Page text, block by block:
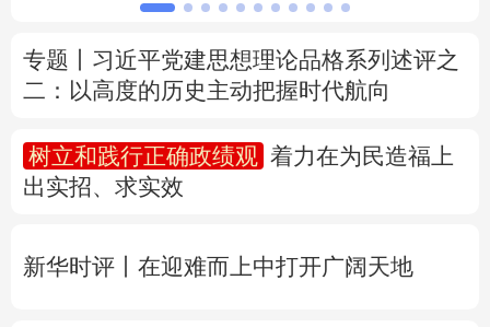
广东 广西 海南
四川 贵州 云南 西藏
陕西 甘肃
新疆 内蒙古 黑龙江
专题丨 习近平党建思想理论品格系列述评之
二：以高度的历史主动把握时代航向
树立和践行正确政绩观
着力在为民造福上
出实招、求实效
新华时评丨在迎难而上中打开广阔天地